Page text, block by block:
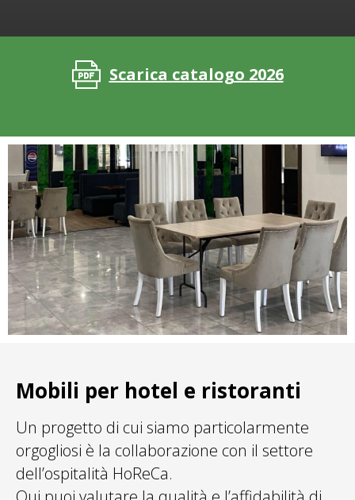
Scarica catalogo 2026
Mobili per hotel e ristoranti
Un progetto di cui siamo particolarmente
orgogliosi è la collaborazione con il settore
dell’ospitalità HoReCa.